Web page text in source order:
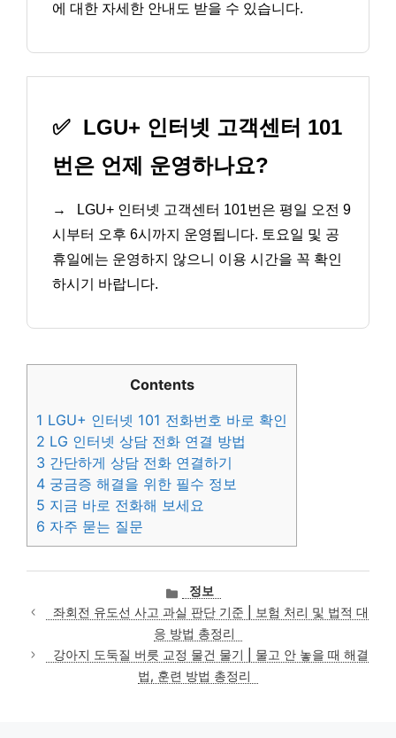
에 대한 자세한 안내도 받을 수 있습니다.
✅ LGU+ 인터넷 고객센터 101
번은 언제 운영하나요?
→
LGU+ 인터넷 고객센터 101번은 평일 오전 9
시부터 오후 6시까지 운영됩니다. 토요일 및 공
휴일에는 운영하지 않으니 이용 시간을 꼭 확인
하시기 바랍니다.
Contents
1 LGU+ 인터넷 101 전화번호 바로 확인
2 LG 인터넷 상담 전화 연결 방법
3 간단하게 상담 전화 연결하기
4 궁금증 해결을 위한 필수 정보
5 지금 바로 전화해 보세요
6 자주 묻는 질문
카
테
고
리
정보
좌회전 유도선 사고 과실 판단 기준 | 보험 처리 및 법적 대
응 방법 총정리
강아지 도둑질 버릇 교정 물건 물기 | 물고 안 놓을 때 해결
법, 훈련 방법 총정리